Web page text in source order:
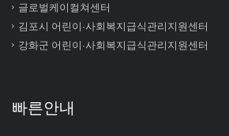
글로벌케이컬쳐센터
김포시 어린이∙사회복지급식관리지원센터
강화군 어린이∙사회복지급식관리지원센터
빠른안내